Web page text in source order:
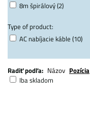
8m špirálový (2)
Type of product:
AC nabíjacie káble (10)
Radiť podľa: Názov Pozícia
Iba skladom